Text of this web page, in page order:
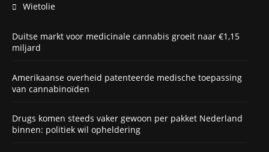
Wietolie
Duitse markt voor medicinale cannabis groeit naar €1,15
miljard
Amerikaanse overheid patenteerde medische toepassing
van cannabinoïden
Drugs komen steeds vaker gewoon per pakket Nederland
binnen: politiek wil opheldering